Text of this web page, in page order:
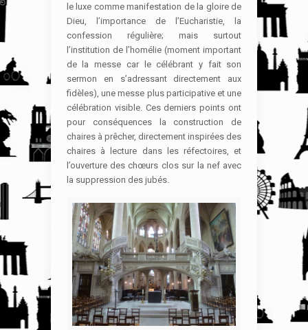
le luxe comme manifestation de la gloire de
Dieu, l’importance de l’Eucharistie, la
confession régulière; mais surtout
l’institution de l’homélie (moment important
de la messe car le célébrant y fait son
sermon en s’adressant directement aux
fidèles), une messe plus participative et une
célébration visible. Ces derniers points ont
pour conséquences la construction de
chaires à prêcher, directement inspirées des
chaires à lecture dans les réfectoires, et
l’ouverture des chœurs clos sur la nef avec
la suppression des jubés.